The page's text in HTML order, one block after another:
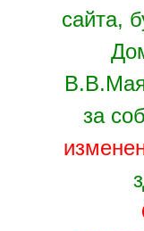
сайта,
за